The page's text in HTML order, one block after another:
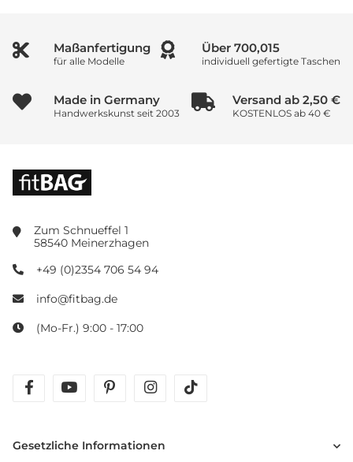
Maßanfertigung
für alle Modelle
Über 933,353
individuell gefertigte Taschen
Made in Germany
Handwerkskunst seit 2003
Versand ab 2,50 €
KOSTENLOS ab 40 €
Zum Schnueffel 1
58540 Meinerzhagen
+49 (0)2354 706 54 94
info@fitbag.de
(Mo-Fr.) 9:00 - 17:00
facebookyoutubepinterestinstagram
Gesetzliche Informationen